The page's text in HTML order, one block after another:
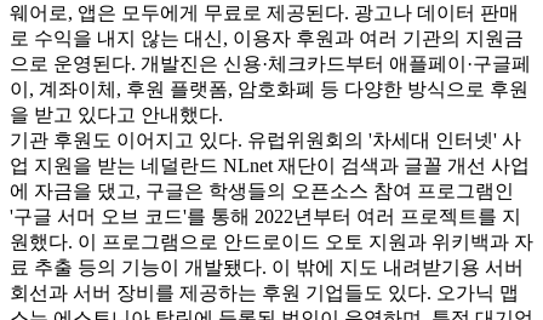
웨어로, 앱은 모두에게 무료로 제공된다. 광고나 데이터 판매
로 수익을 내지 않는 대신, 이용자 후원과 여러 기관의 지원금
으로 운영된다. 개발진은 신용·체크카드부터 애플페이·구글페
이, 계좌이체, 후원 플랫폼, 암호화폐 등 다양한 방식으로 후원
을 받고 있다고 안내했다.
기관 후원도 이어지고 있다. 유럽위원회의 '차세대 인터넷' 사
업 지원을 받는 네덜란드 NLnet 재단이 검색과 글꼴 개선 사업
에 자금을 댔고, 구글은 학생들의 오픈소스 참여 프로그램인
'구글 서머 오브 코드'를 통해 2022년부터 여러 프로젝트를 지
원했다. 이 프로그램으로 안드로이드 오토 지원과 위키백과 자
료 추출 등의 기능이 개발됐다. 이 밖에 지도 내려받기용 서버
회선과 서버 장비를 제공하는 후원 기업들도 있다. 오가닉 맵